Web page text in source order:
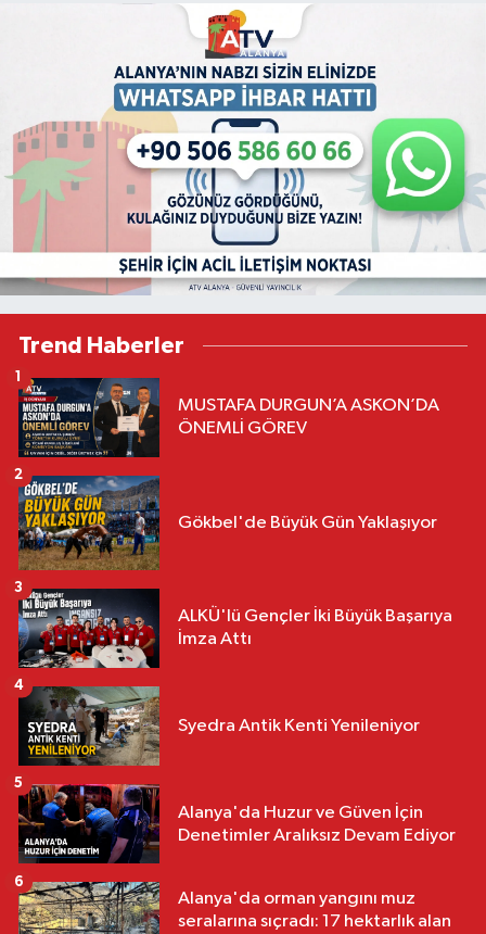
Trend Haberler
MUSTAFA DURGUN’A ASKON’DA
ÖNEMLİ GÖREV
1
Gökbel'de Büyük Gün Yaklaşıyor
2
ALKÜ'lü Gençler İki Büyük Başarıya
İmza Attı
3
Syedra Antik Kenti Yenileniyor
4
Alanya'da Huzur ve Güven İçin
Denetimler Aralıksız Devam Ediyor
5
Alanya'da orman yangını muz
seralarına sıçradı: 17 hektarlık alan
6